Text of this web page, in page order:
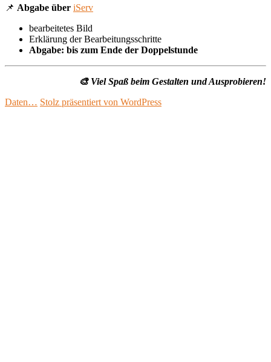
📌 Abgabe über iServ
bearbeitetes Bild
Erklärung der Bearbeitungsschritte
Abgabe: bis zum Ende der Doppelstunde
🎨 Viel Spaß beim Gestalten und Ausprobieren!
Daten… Stolz präsentiert von WordPress